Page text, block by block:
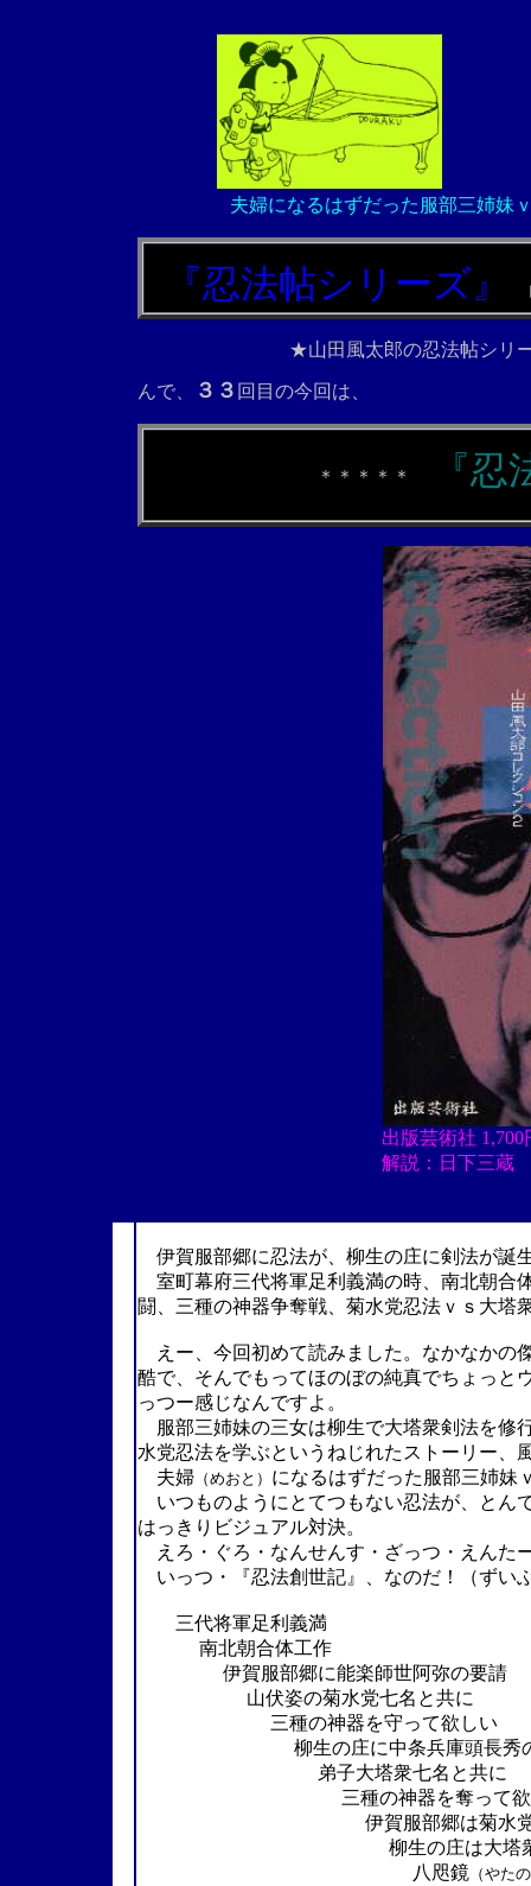
夫婦になるはずだった服部三姉妹
『忍法帖シリーズ 』
★山田風太郎の忍法帖シリ
んで、 ３３ 回目の今回は、
＊＊＊＊＊ 『忍
出版芸術社
解説：日下三蔵
伊賀服部郷に忍法が、柳生の庄に剣法が誕
室町幕府三代将軍足利義満の時、南北朝合
闘、三種の神器争奪戦、 菊水党忍法ｖｓ 大塔
えー、今回初めて読みました。なかなかの
酷で、そんでもってほのぼの純真でちょっと
っつー感じなんですよ。
服部三姉妹の三女は柳生で大塔衆剣法を修
水党忍法を学ぶというねじれたストーリー、
夫婦 （めおと） になるはずだった 服部三姉妹
いつものようにとてつもない忍法が、とん
はっきりビジュアル対決。
えろ・ぐろ・なんせんす・ざっつ・えんた
いっつ・『忍法創世記 』 、なのだ！（ずい
三代将軍足利義満
南北朝合体工作
伊賀服部郷に能楽師世阿弥の要請
山伏姿の菊水党七名と共に
三種の神器を守って欲しい
柳生の庄に中条兵庫頭長秀の
弟子大塔衆七名と共に
三種の神器を奪って欲
伊賀服部郷は菊水
柳生の庄は大塔
八咫鏡 （やた